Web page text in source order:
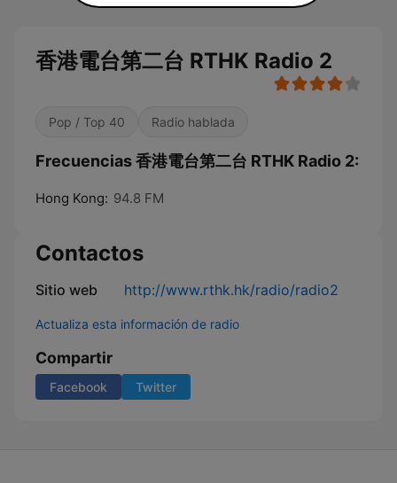
香港電台第二台 RTHK Radio 2
Pop / Top 40 Radio hablada
Frecuencias 香港電台第二台 RTHK Radio 2:
Hong Kong: 94.8 FM
Contactos
Sitio web http://www.rthk.hk/radio/radio2
Actualiza esta información de radio
Compartir
Facebook Twitter